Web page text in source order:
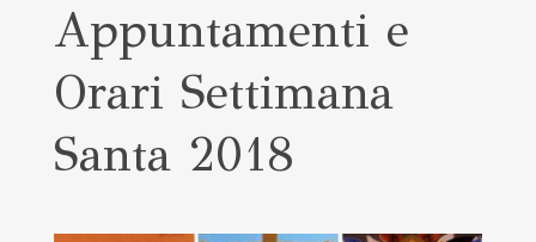
Appuntamenti e
Orari Settimana
Santa 2018